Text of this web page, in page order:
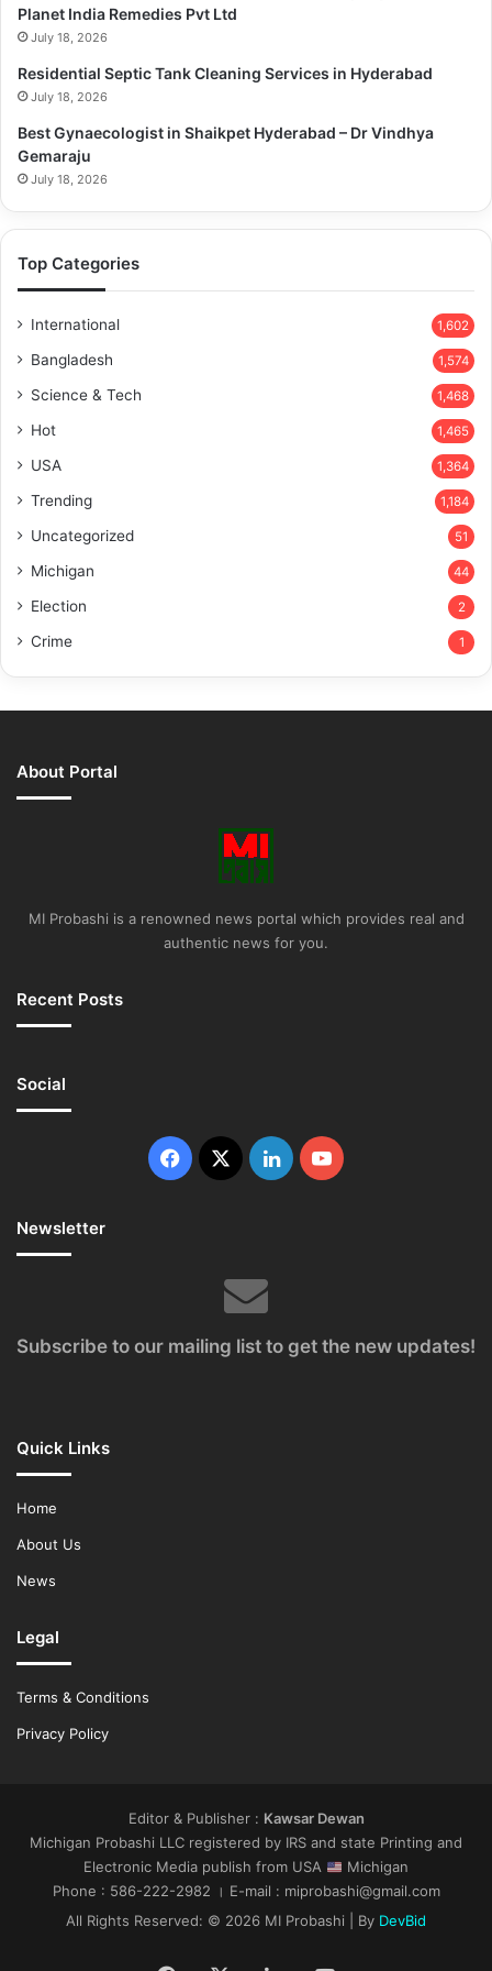
একই সঙ্গে এরদোয়ান নিজের ভূ-রাজনৈতিক এজেন্ডা সামনে এগিয়ে নিতে পারবেন।
উত্তর-পূর্ব সিরিয়ার কুর্দি বিচ্ছিন্নতাবাদীদের দমনসহ বেশ কয়েকটি কৌশলগত লক্ষ্য
অর্জনের সুযোগ পাবেন তিনি। সিরিয়ার প্রয়োজনীয় পুনর্গঠনের সুযোগে তুর্কি ব্যবসা-
Copy URL
Planet India Remedies Pvt Ltd
July 18, 2026
Residential Septic Tank Cleaning Services in Hyderabad
July 18, 2026
Best Gynaecologist in Shaikpet Hyderabad – Dr Vindhya
Gemaraju
July 18, 2026
Top Categories
International 1,602
Bangladesh 1,574
Science & Tech 1,468
Hot 1,465
USA 1,364
Trending 1,184
Uncategorized 51
Michigan 44
Election 2
Crime 1
About Portal
MI Probashi is a renowned news portal which provides real and
authentic news for you.
Recent Posts
Social
Facebook
X LinkedInYouTube
Newsletter
Subscribe to our mailing list to get the new updates!
Quick Links
Home
About Us
News
Legal
Terms & Conditions
Privacy Policy
Editor & Publisher : Kawsar Dewan
Michigan Probashi LLC registered by IRS and state Printing and
Electronic Media publish from USA
Michigan
Phone : 586-222-2982 । E-mail : miprobashi@gmail.com
All Rights Reserved: © 2026 MI Probashi | By DevBid